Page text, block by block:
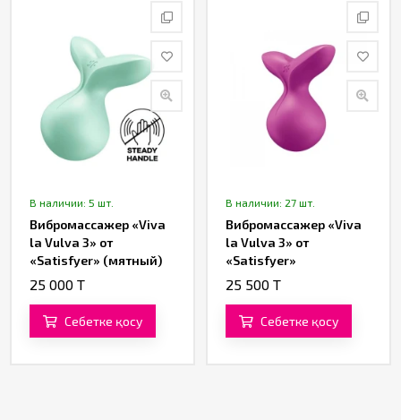
В наличии: 5 шт.
Вибромассажер «Viva
la Vulva 3» от
«Satisfyer» (мятный)
25 000 T
Себетке қосу
В наличии: 27 шт.
Вибромассажер «Viva
la Vulva 3» от
«Satisfyer»
(фиолетовый)
25 500 T
Себетке қосу